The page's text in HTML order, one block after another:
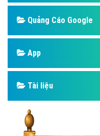
Quảng Cáo Google
App
Tài liệu